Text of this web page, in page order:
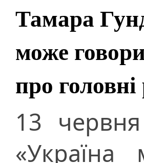
Тамара
може
про головні
13
«Україна